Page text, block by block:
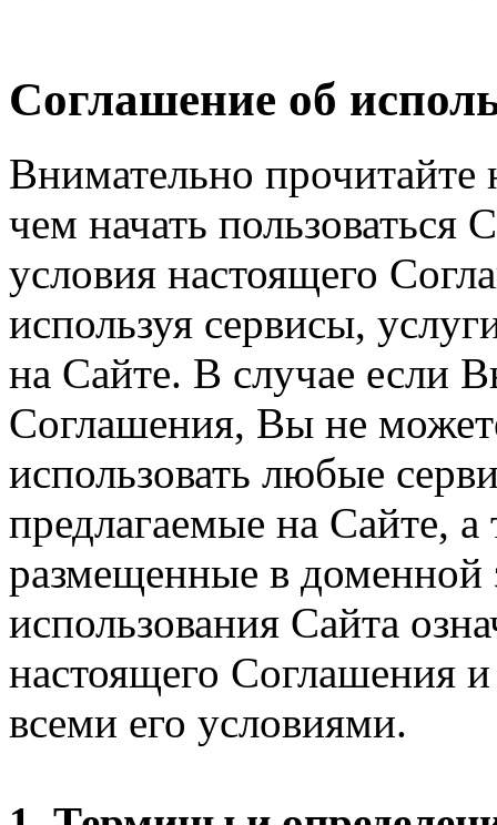
Соглашение об
Внимательно
чем начать
условия настоящего
используя сервисы,
на Сайте. В случае если
Соглашения, Вы не
использовать любые
предлагаемые на Сайте,
размещенные в доменной
использования Сайта
настоящего Соглашения
всеми его условиями.